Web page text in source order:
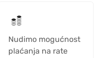
Nudimo mogućnost
plaćanja na rate